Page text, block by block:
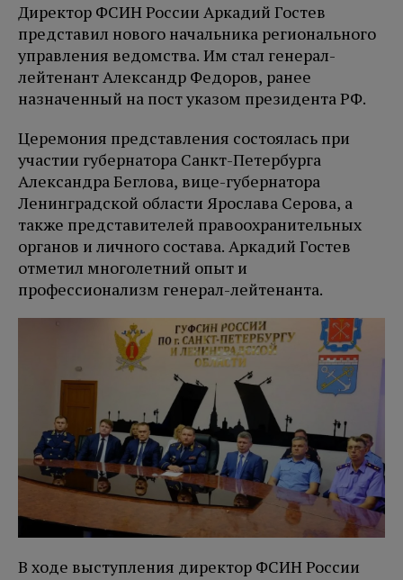
Директор ФСИН России Аркадий Гостев
представил нового начальника регионального
управления ведомства. Им стал генерал-
лейтенант Александр Федоров, ранее
назначенный на пост указом президента РФ.
Церемония представления состоялась при
участии губернатора Санкт-Петербурга
Александра Беглова, вице-губернатора
Ленинградской области Ярослава Серова, а
также представителей правоохранительных
органов и личного состава. Аркадий Гостев
отметил многолетний опыт и
профессионализм генерал-лейтенанта.
В ходе выступления директор ФСИН России